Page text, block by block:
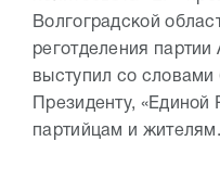
Волгоградской
реготделения
выступил со словами
Президенту, «Единой
партийцам и